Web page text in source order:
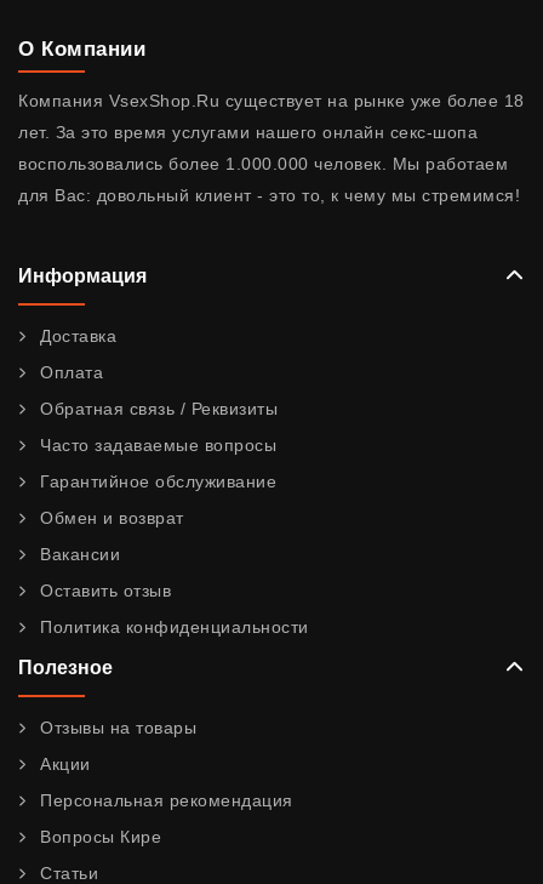
О Компании
Компания VsexShop.Ru существует на рынке уже более 18
лет. За это время услугами нашего онлайн секс-шопа
воспользовались более 1.000.000 человек. Мы работаем
для Вас: довольный клиент - это то, к чему мы стремимся!
Информация
Доставка
Оплата
Обратная связь / Реквизиты
Часто задаваемые вопросы
Гарантийное обслуживание
Обмен и возврат
Вакансии
Оставить отзыв
Политика конфиденциальности
Полезное
Отзывы на товары
Акции
Персональная рекомендация
Вопросы Кире
Статьи